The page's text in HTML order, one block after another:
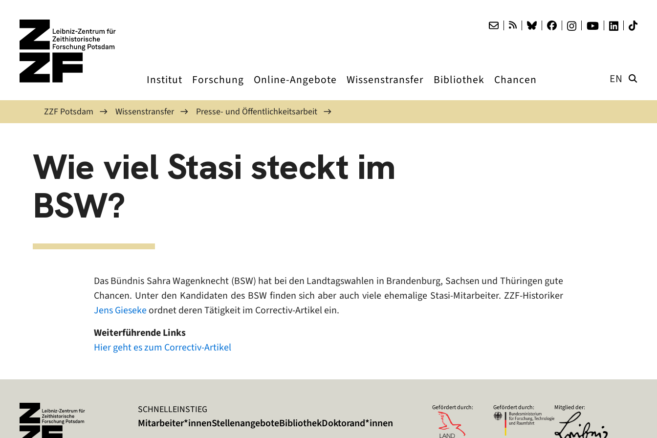
Institut Forschung Online-Angebote Wissenstransfer Bibliothek Chancen EN
ZZF Potsdam Wissenstransfer Presse- und Öffentlichkeitsarbeit
Wie viel Stasi steckt im
BSW?
Das Bündnis Sahra Wagenknecht (BSW) hat bei den Landtagswahlen in Brandenburg, Sachsen und Thüringen gute
Chancen. Unter den Kandidaten des BSW finden sich aber auch viele ehemalige Stasi-Mitarbeiter. ZZF-Historiker
Jens Giesekeordnet deren Tätigkeit im Correctiv-Artikel ein.
Weiterführende Links
Hier geht es zum Correctiv-Artikel
SCHNELLEINSTIEG
Mitarbeiter*innenStellenangeboteBibliothekDoktorand*innen
Gefördert durch: Gefördert durch: Mitglied der: